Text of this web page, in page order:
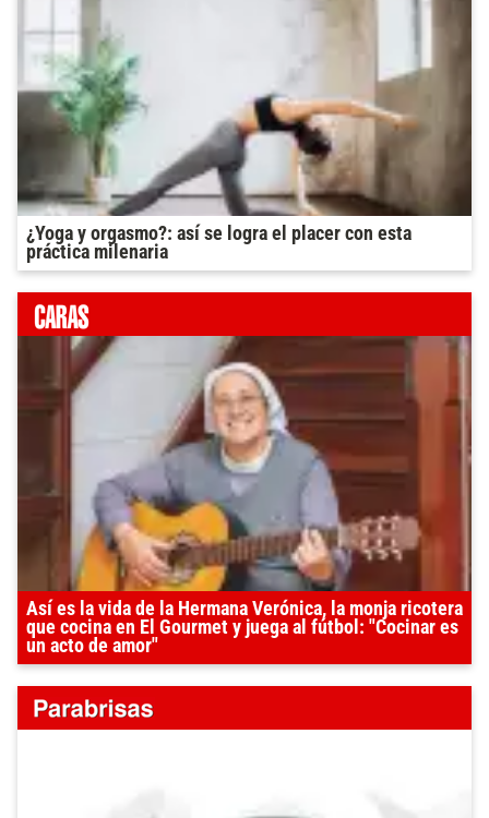
¿Yoga y orgasmo?: así se logra el placer con esta
práctica milenaria
Así es la vida de la Hermana Verónica, la monja ricotera
que cocina en El Gourmet y juega al fútbol: "Cocinar es
un acto de amor"